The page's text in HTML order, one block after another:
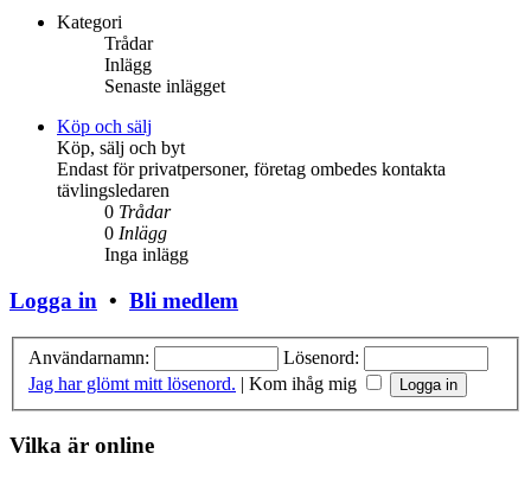
Kategori
Trådar
Inlägg
Senaste inlägget
Köp och sälj
Köp, sälj och byt
Endast för privatpersoner, företag ombedes kontakta
tävlingsledaren
0 Trådar
0 Inlägg
Inga inlägg
Logga in • Bli medlem
Användarnamn:
Lösenord:
Jag har glömt mitt lösenord. | Kom ihåg mig
Vilka är online